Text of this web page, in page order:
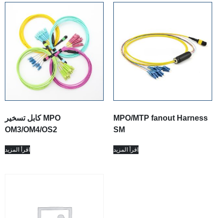
كابل تسخير MPO
OM3/OM4/OS2
اقرأ المزيد
MPO/MTP fanout Harness
SM
اقرأ المزيد